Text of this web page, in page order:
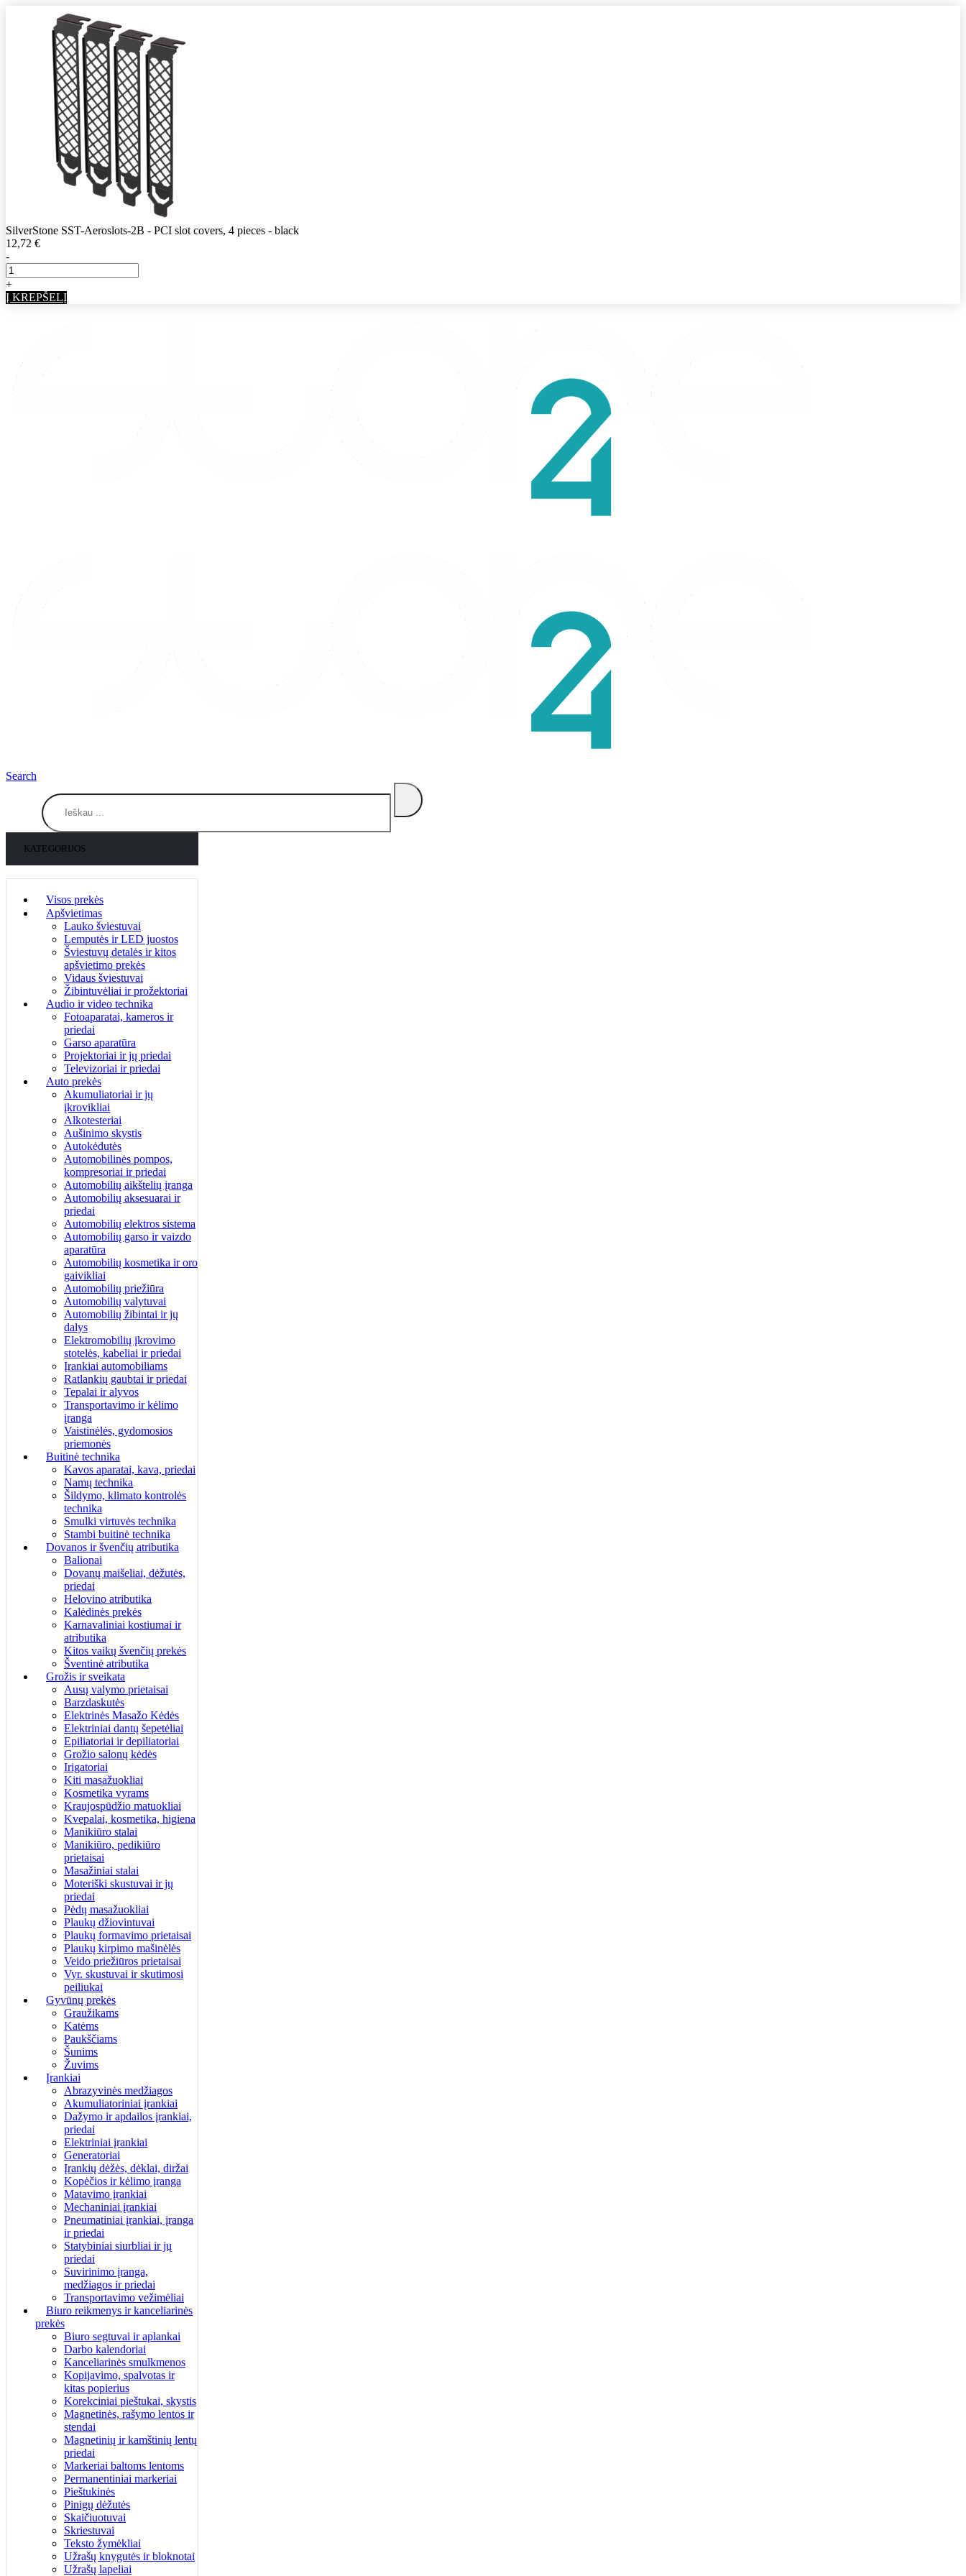
SilverStone SST-Aeroslots-2B - PCI slot covers, 4 pieces - black
12,72 €
-
+
Į KREPŠELĮ
Search
KATEGORIJOS
Visos prekės
Apšvietimas
Lauko šviestuvai
Lemputės ir LED juostos
Šviestuvų detalės ir kitos
apšvietimo prekės
Vidaus šviestuvai
Žibintuvėliai ir prožektoriai
Audio ir video technika
Fotoaparatai, kameros ir
priedai
Garso aparatūra
Projektoriai ir jų priedai
Televizoriai ir priedai
Auto prekės
Akumuliatoriai ir jų
įkrovikliai
Alkotesteriai
Aušinimo skystis
Autokėdutės
Automobilinės pompos,
kompresoriai ir priedai
Automobilių aikštelių įranga
Automobilių aksesuarai ir
priedai
Automobilių elektros sistema
Automobilių garso ir vaizdo
aparatūra
Automobilių kosmetika ir oro
gaivikliai
Automobilių priežiūra
Automobilių valytuvai
Automobilių žibintai ir jų
dalys
Elektromobilių įkrovimo
stotelės, kabeliai ir priedai
Įrankiai automobiliams
Ratlankių gaubtai ir priedai
Tepalai ir alyvos
Transportavimo ir kėlimo
įranga
Vaistinėlės, gydomosios
priemonės
Buitinė technika
Kavos aparatai, kava, priedai
Namų technika
Šildymo, klimato kontrolės
technika
Smulki virtuvės technika
Stambi buitinė technika
Dovanos ir švenčių atributika
Balionai
Dovanų maišeliai, dėžutės,
priedai
Helovino atributika
Kalėdinės prekės
Karnavaliniai kostiumai ir
atributika
Kitos vaikų švenčių prekės
Šventinė atributika
Grožis ir sveikata
Ausų valymo prietaisai
Barzdaskutės
Elektrinės Masažo Kėdės
Elektriniai dantų šepetėliai
Epiliatoriai ir depiliatoriai
Grožio salonų kėdės
Irigatoriai
Kiti masažuokliai
Kosmetika vyrams
Kraujospūdžio matuokliai
Kvepalai, kosmetika, higiena
Manikiūro stalai
Manikiūro, pedikiūro
prietaisai
Masažiniai stalai
Moteriški skustuvai ir jų
priedai
Pėdų masažuokliai
Plaukų džiovintuvai
Plaukų formavimo prietaisai
Plaukų kirpimo mašinėlės
Veido priežiūros prietaisai
Vyr. skustuvai ir skutimosi
peiliukai
Gyvūnų prekės
Graužikams
Katėms
Paukščiams
Šunims
Žuvims
Įrankiai
Abrazyvinės medžiagos
Akumuliatoriniai įrankiai
Dažymo ir apdailos įrankiai,
priedai
Elektriniai įrankiai
Generatoriai
Įrankių dėžės, dėklai, diržai
Kopėčios ir kėlimo įranga
Matavimo įrankiai
Mechaniniai įrankiai
Pneumatiniai įrankiai, įranga
ir priedai
Statybiniai siurbliai ir jų
priedai
Suvirinimo įranga,
medžiagos ir priedai
Transportavimo vežimėliai
Biuro reikmenys ir kanceliarinės
prekės
Biuro segtuvai ir aplankai
Darbo kalendoriai
Kanceliarinės smulkmenos
Kopijavimo, spalvotas ir
kitas popierius
Korekciniai pieštukai, skystis
Magnetinės, rašymo lentos ir
stendai
Magnetinių ir kamštinių lentų
priedai
Markeriai baltoms lentoms
Permanentiniai markeriai
Pieštukinės
Pinigų dėžutės
Skaičiuotuvai
Skriestuvai
Teksto žymėkliai
Užrašų knygutės ir bloknotai
Užrašų lapeliai